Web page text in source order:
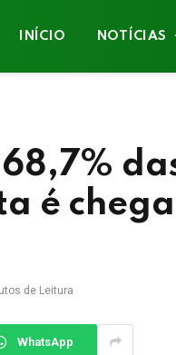
INÍCIO NOTÍCIAS
é
de Leitura
WhatsApp